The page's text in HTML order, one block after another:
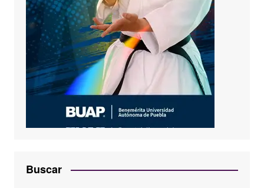
Buscar